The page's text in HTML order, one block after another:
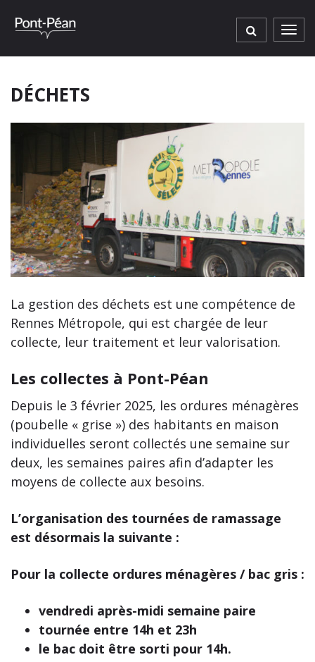
DÉCHETS
La gestion des déchets est une compétence de
Rennes Métropole, qui est chargée de leur
collecte, leur traitement et leur valorisation.
Les collectes à Pont-Péan
Depuis le 3 février 2025, les ordures ménagères
(poubelle « grise ») des habitants en maison
individuelles seront collectés une semaine sur
deux, les semaines paires afin d’adapter les
moyens de collecte aux besoins.
L’organisation des tournées de ramassage
est désormais la suivante :
Pour la collecte ordures ménagères / bac gris :
vendredi après-midi semaine paire
tournée entre 14h et 23h
le bac doit être sorti pour 14h.